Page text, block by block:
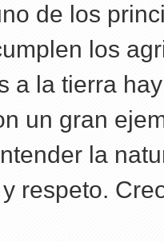
de los
los
a la tierra
un gran
la
respeto.